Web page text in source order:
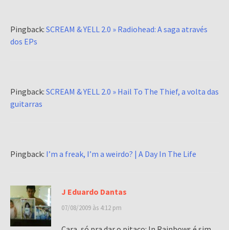
Pingback: SCREAM & YELL 2.0 » Radiohead: A saga através
dos EPs
Pingback: SCREAM & YELL 2.0 » Hail To The Thief, a volta das
guitarras
Pingback: I’m a freak, I’m a weirdo? | A Day In The Life
J Eduardo Dantas
07/08/2009 às 4:12 pm